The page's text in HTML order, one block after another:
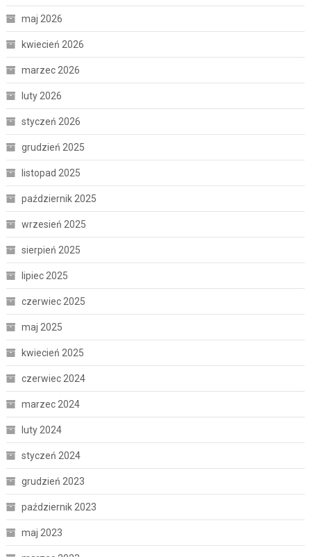
maj 2026
kwiecień 2026
marzec 2026
luty 2026
styczeń 2026
grudzień 2025
listopad 2025
październik 2025
wrzesień 2025
sierpień 2025
lipiec 2025
czerwiec 2025
maj 2025
kwiecień 2025
czerwiec 2024
marzec 2024
luty 2024
styczeń 2024
grudzień 2023
październik 2023
maj 2023